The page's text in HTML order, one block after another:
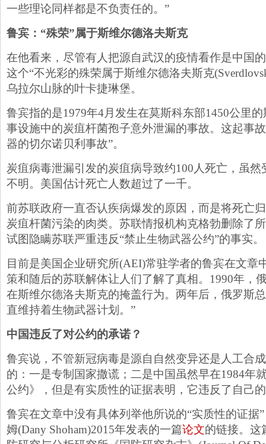
一些理论同样都是不负责任的。”
鲁宾：“殊荣”属于斯维尔德洛夫斯克
在他看来，尽管有人把源自武汉的疫情看作是中国
这个“不光彩的殊荣属于斯维尔德洛夫斯克
乌拉尔山脉的叶卡捷琳堡。
鲁宾指的是1979年4月发生在莫斯科东部1450公里
事设施中的炭疽杆菌孢子意外泄漏的事故。这起事
器的切尔诺贝利事故”。
炭疽病毒泄漏引发的炭疽病导致约100人死亡，虽
不明。美国估计死亡人数超过了一千。
前苏联政府一直否认疾病爆发的原因，而是将死亡
炭疽杆菌污染的肉类。苏联情报机构克格勃删除了
试图隐瞒苏联严重违反“禁止生物武器公约”的事实。
目前是美国企业研究所(AEI)常驻学者的鲁宾在文章
策和随后的苏联解体让人们了解了真相。1990年，
在斯维尔德洛夫斯克的掩盖行为。两年后，俄罗斯
直维持着生物武器计划。”
中国违反了对公约的承诺？
鲁宾说，不管新冠病毒是源自自然变异还是人工合
的：一是专制国家撒谎；二是中国虽然早在1984年
公约》，但是有实质性的证据表明，它违反了自己
鲁宾在文章中没有具体列举他所说的“实质性的证据
姆(Dany Shoham)2015年发表的一篇论文的链接。这